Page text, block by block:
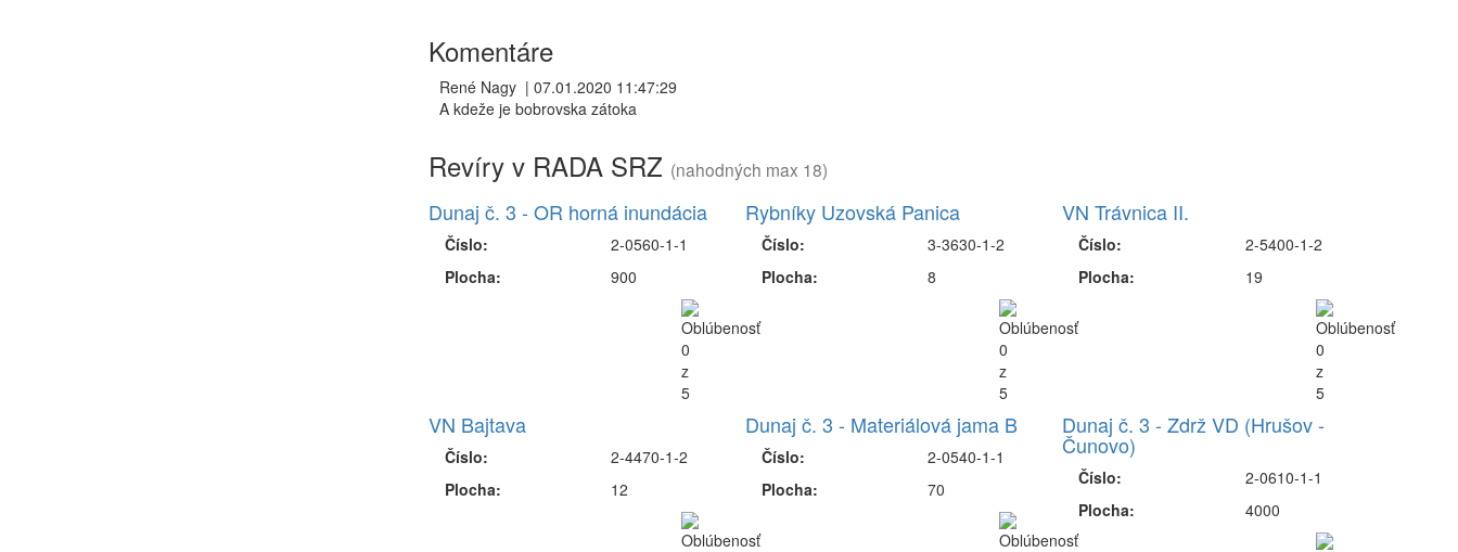
Komentáre
René Nagy | 07.01.2020 11:47:29
A kdeže je bobrovska zátoka
Revíry v RADA SRZ (nahodných max 18)
Dunaj č. 3 - OR horná inundácia
Číslo:
Plocha:
2-0560-1-1
900
Rybníky Uzovská Panica
Číslo:
Plocha:
3-3630-1-2
8
VN Trávnica II.
Číslo:
Plocha:
2-5400-1-2
19
VN Bajtava
Číslo:
Plocha:
2-4470-1-2
12
Dunaj č. 3 - Materiálová jama B
Číslo:
Plocha:
2-0540-1-1
70
Dunaj č. 3 - Zdrž VD (Hrušov -
Čunovo)
Číslo:
Plocha:
2-0610-1-1
4000